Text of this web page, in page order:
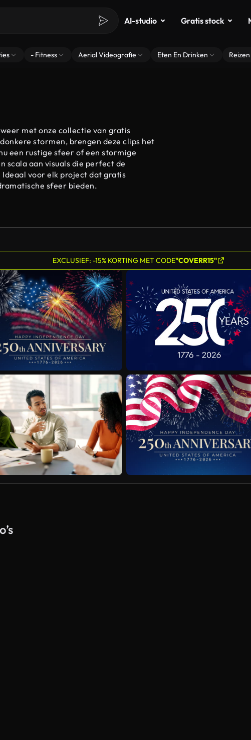
AI-studio Gratis stock
- Fitness Aerial Videografie Eten En Drinken Reizen
met onze collectie van gratis
stormen, brengen deze clips het
een rustige sfeer of een stormige
scala aan visuals die perfect de
voor elk project dat gratis
sfeer bieden.
EXCLUSIEF: -15% KORTING MET CODE"COVERR15"